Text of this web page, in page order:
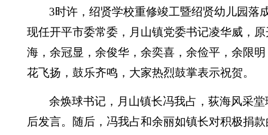
3时许，绍贤学校重修竣工暨绍贤幼儿园落
现任开平市委常委，月山镇党委书记凌华威，
海，余冠显，余俊华，余奕喜，余俭平，余限
花飞扬，鼓乐齐鸣，大家热烈鼓掌表示祝贺。
余焕球书记，月山镇长冯我占，荻海风采
后发言。随后，冯我占和余丽如镇长对积极捐